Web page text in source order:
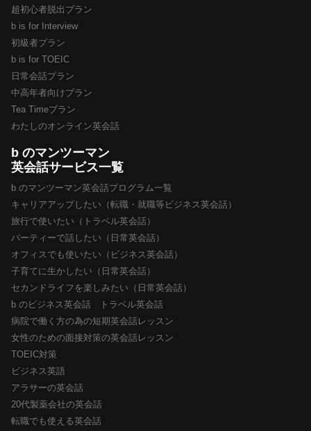
超初心者脱出プラン
b is for Interview
初級者プラン
b is for TOEIC
日常会話プラン
中高年者向けプラン
Tea Timeプラン
わたしのオンライン英会話
b のマンツーマン
英会話サービス一覧
b のマンツーマン英会話プログラム一覧
キャリアアップしたい（転職・就職等ビジネス英会話）
旅行で使いたい（トラベル英会話）
パーティーで話したい（日常英会話）
オフィスでも使いたい（ビジネス英会話）
子育てに生かしたい（日常英会話）
セカンドライフを楽しみたい（日常英会話）
b のビジネス英会話 トラベル英会話
病院で働く方の為の短期英会話レッスン
女性のための面接対策の英会話レッスン
TOEIC対策
ビジネス英語
アラサーの英会話
20代製薬会社の英会話
転職でも使える英会話